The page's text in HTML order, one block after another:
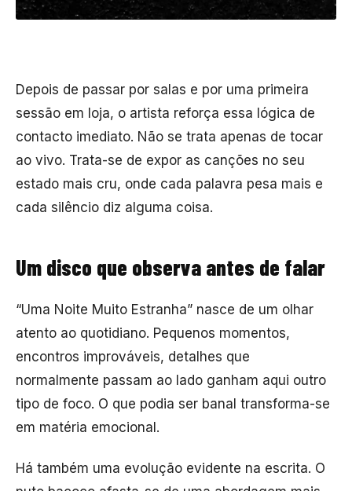
Depois de passar por salas e por uma primeira
sessão em loja, o artista reforça essa lógica de
contacto imediato. Não se trata apenas de tocar
ao vivo. Trata-se de expor as canções no seu
estado mais cru, onde cada palavra pesa mais e
cada silêncio diz alguma coisa.
Um disco que observa antes de falar
“Uma Noite Muito Estranha” nasce de um olhar
atento ao quotidiano. Pequenos momentos,
encontros improváveis, detalhes que
normalmente passam ao lado ganham aqui outro
tipo de foco. O que podia ser banal transforma-se
em matéria emocional.
Há também uma evolução evidente na escrita. O